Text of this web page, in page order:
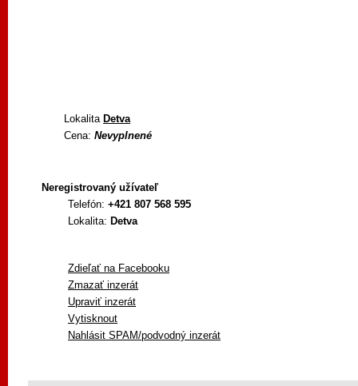
Lokalita Detva
Cena: Nevyplnené
Neregistrovaný užívateľ
Telefón: +421 807 568 595
Lokalita: Detva
Zdieľať na Facebooku
Zmazať inzerát
Upraviť inzerát
Vytisknout
Nahlásit SPAM/podvodný inzerát